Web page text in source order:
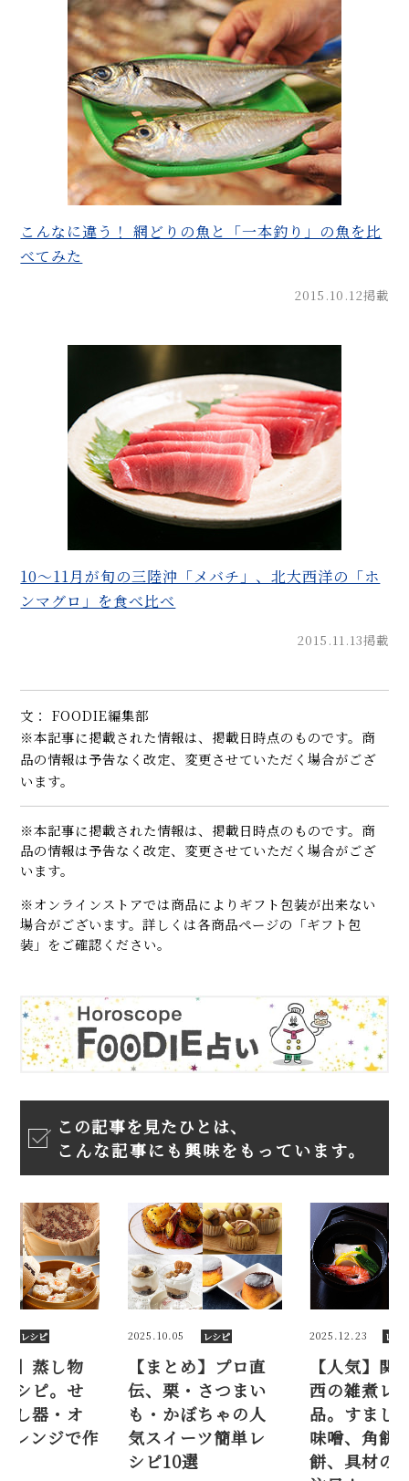
こんなに違う！ 網どりの魚と「一本釣り」の魚を比
べてみた
2015.10.12掲載
10～11月が旬の三陸沖「メバチ」、北大西洋の「ホ
ンマグロ」を食べ比べ
2015.11.13掲載
文： FOODIE編集部
※本記事に掲載された情報は、掲載日時点のものです。商
品の情報は予告なく改定、変更させていただく場合がござ
います。
※本記事に掲載された情報は、掲載日時点のものです。商
品の情報は予告なく改定、変更させていただく場合がござ
います。
※オンラインストアでは商品によりギフト包装が出来ない
場合がございます。詳しくは各商品ページの「ギフト包
装」をご確認ください。
この記事を見たひとは、
こんな記事にも興味をもっています。
2025.10.05
【まとめ】プロ直
伝、栗・さつまい
も・かぼちゃの人
気スイーツ簡単レ
2025.12.23
【人気】関東と関
西の雑煮レシピ2
品。すまし汁・白
味噌、角餅・丸
餅、具材の違いも
【
の
い
ー
れ